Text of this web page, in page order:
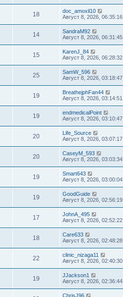
18
doc_amoxil10
Август 8, 2026, 06:35:16
14
SandraM92
Август 8, 2026, 06:31:45
15
KarenJ_84
Август 8, 2026, 06:28:32
25
SamW_596
Август 8, 2026, 03:18:47
19
BreathejphFan44
Август 8, 2026, 03:14:51
19
endmedicalPoint
Август 8, 2026, 03:10:47
20
Life_Source
Август 8, 2026, 03:07:17
20
CaseyM_593
Август 8, 2026, 03:03:34
19
Smart643
Август 8, 2026, 03:00:04
19
GoodGuide
Август 8, 2026, 02:56:19
17
JohnA_495
Август 8, 2026, 02:52:22
18
Care633
Август 8, 2026, 02:48:28
22
clinic_nizaga11
Август 8, 2026, 02:40:30
19
JJackson1
Август 8, 2026, 02:36:44
ChrisJ96